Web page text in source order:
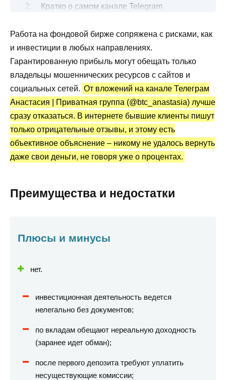
Кратко о самом канале Telegram
Чем занимаются на портале и что
предлагают?
Сколько обещают выплатить по
вложенным депозитам?
В чем заключается схема
мошенничества?
Канал Telegram Анастасия | Приватная
группа: статистика и отзывы
Какой можно сделать вывод по обзору?
Работа на фондовой бирже сопряжена с рисками, как
и инвестиции в любых направлениях.
Гарантированную прибыль могут обещать только
владельцы мошеннических ресурсов с сайтов и
социальных сетей. От вложений на канале Телеграм
Анастасия | Приватная группа (@btc_anastasia) лучше
сразу отказаться. В интернете бывшие клиенты пишут
только отрицательные отзывы, и этому есть
объективное объяснение – никому не удалось вернуть
даже свои деньги, не говоря уже о процентах.
Преимущества и недостатки
Плюсы и минусы
нет.
инвестиционная деятельность ведется
нелегально без документов;
по вкладам обещают нереальную доходность
(заранее идет обман);
после первого депозита требуют уплатить
несуществующие комиссии;